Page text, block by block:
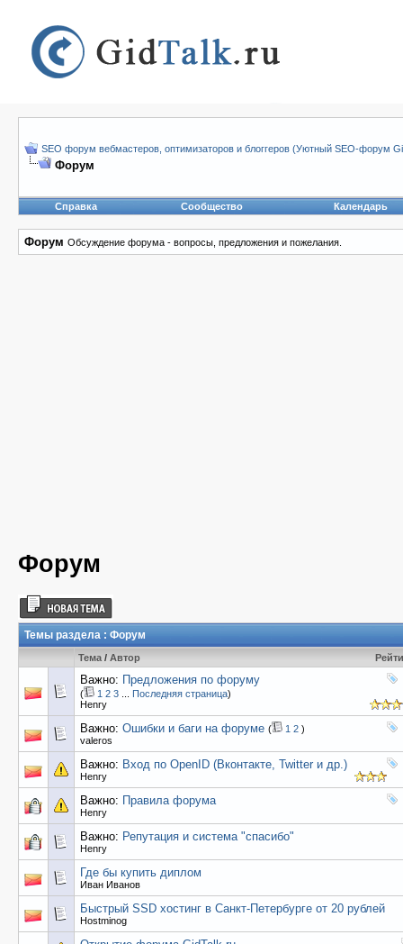
SEO форум вебмастеров, оптимизаторов и блоггеров (Уютный SEO-форум
Форум
Справка Сообщество Календарь
Форум Обсуждение форума - вопросы, предложения и пожелания.
Форум
Темы раздела : Форум
Тема / Автор
Важно: Предложения по форуму
( 1 2 3 Последняя страница)
Henry
Важно: Ошибки и баги на форуме ( 1 2 )
valeros
Важно: Вход по OpenID (Вконтакте, Twitter и др.)
Henry
Важно: Правила форума
Henry
Важно: Репутация и система "спасибо"
Henry
Где бы купить диплом
Иван Иванов
Быстрый SSD хостинг в Санкт-Петербурге от 20 рублей
Hostminog